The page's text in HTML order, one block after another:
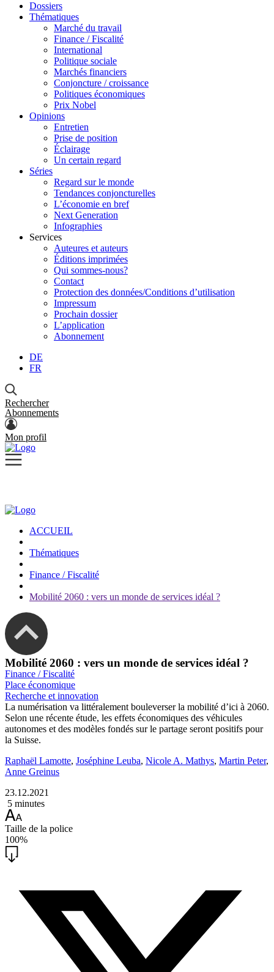
Dossiers
Thématiques
Marché du travail
Finance / Fiscalité
International
Politique sociale
Marchés financiers
Conjoncture / croissance
Politiques économiques
Prix Nobel
Opinions
Entretien
Prise de position
Éclairage
Un certain regard
Séries
Regard sur le monde
Tendances conjoncturelles
L’économie en bref
Next Generation
Infographies
Services
Auteures et auteurs
Éditions imprimées
Qui sommes-nous?
Contact
Protection des données/Conditions d’utilisation
Impressum
Prochain dossier
L’application
Abonnement
DE
FR
Rechercher
Abonnements
Mon profil
ACCUEIL
Thématiques
Finance / Fiscalité
Mobilité 2060 : vers un monde de services idéal ?
Mobilité 2060 : vers un monde de services idéal ?
Finance / Fiscalité
Place économique
Recherche et innovation
La numérisation va littéralement bouleverser la mobilité d’ici à 2060.
Selon une récente étude, les effets économiques des véhicules
autonomes et des modèles fondés sur le partage seront positifs pour
la Suisse.
Raphaël Lamotte, Joséphine Leuba, Nicole A. Mathys, Martin Peter,
Anne Greinus
23.12.2021
5 minutes
Taille de la police
100%